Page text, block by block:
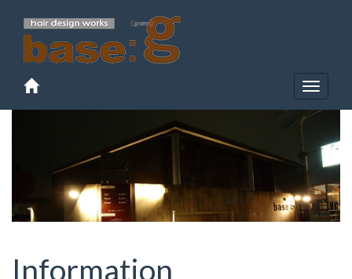
Toggle
Information